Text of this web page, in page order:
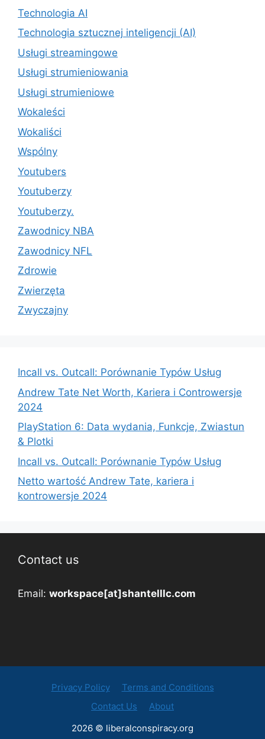
Technologia AI
Technologia sztucznej inteligencji (AI)
Usługi streamingowe
Usługi strumieniowania
Usługi strumieniowe
Wokaleści
Wokaliści
Wspólny
Youtubers
Youtuberzy
Youtuberzy.
Zawodnicy NBA
Zawodnicy NFL
Zdrowie
Zwierzęta
Zwyczajny
Incall vs. Outcall: Porównanie Typów Usług
Andrew Tate Net Worth, Kariera i Controwersje
2024
PlayStation 6: Data wydania, Funkcje, Zwiastun
& Plotki
Incall vs. Outcall: Porównanie Typów Usług
Netto wartość Andrew Tate, kariera i
kontrowersje 2024
Contact us
Email: workspace[at]shantelllc.com
Privacy Policy
Terms and Conditions
Contact Us
About
2026 © liberalconspiracy.org